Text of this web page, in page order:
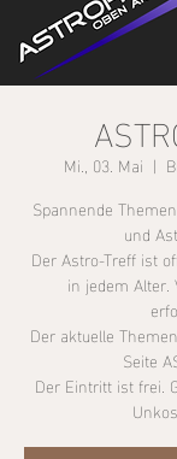
Mi., 03. Mai
  |
Spannende
und
Der Astro-Treff ist
in jedem
Der aktuelle
Seite
Der Eintritt ist frei.